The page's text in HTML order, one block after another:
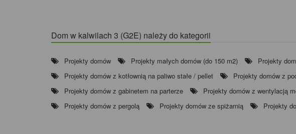
Dom w kalwilach 3 (G2E) należy do kategorii
Projekty domów Projekty małych domów (do 150 m2) Projekty
Projekty domów z kotłownią na paliwo stałe / pellet
Projekty domów z
Projekty domów z gabinetem na parterze
Projekty domów z wentylacją
Projekty domów z pergolą
Projekty domów ze spiżarnią Projekty